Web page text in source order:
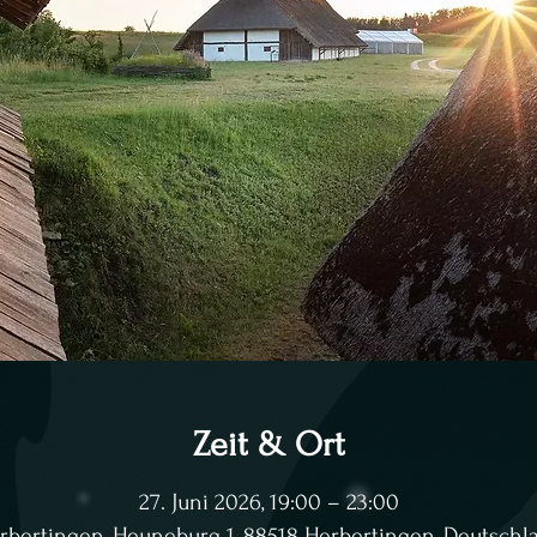
Zeit & Ort
27. Juni 2026, 19:00 – 23:00